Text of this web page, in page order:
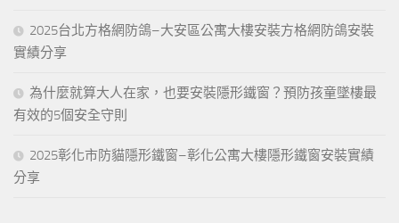
2025台北方格網防鴿–大安區公寓大樓安裝方格網防鴿安裝
實績分享
為什麼就算大人在家，也要安裝隱形鐵窗？預防孩童墜樓最
有效的5個安全守則
2025彰化市防貓隱形鐵窗–彰化公寓大樓隱形鐵窗安裝實績
分享